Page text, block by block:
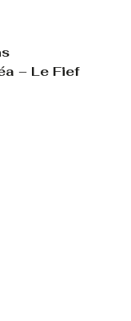
– Le Fief